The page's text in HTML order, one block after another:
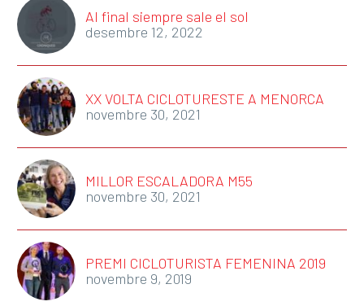
Al final siempre sale el sol
desembre 12, 2022
XX VOLTA CICLOTURESTE A MENORCA
novembre 30, 2021
MILLOR ESCALADORA M55
novembre 30, 2021
PREMI CICLOTURISTA FEMENINA 2019
novembre 9, 2019